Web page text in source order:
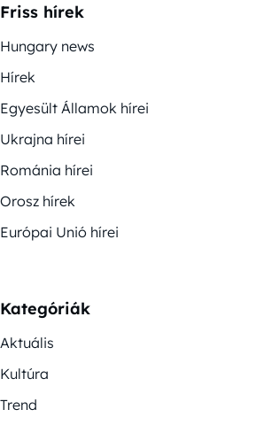
Friss hírek
Hungary news
Hírek
Egyesült Államok hírei
Ukrajna hírei
Románia hírei
Orosz hírek
Európai Unió hírei
Kategóriák
Aktuális
Kultúra
Trend